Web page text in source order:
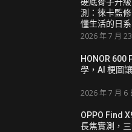
硬底骨子升
測：徠卡監
懂生活的日
2026 年 7 月
HONOR 600
學，AI 梗圖
2026 年 7 月 6
OPPO Find
長焦實測，